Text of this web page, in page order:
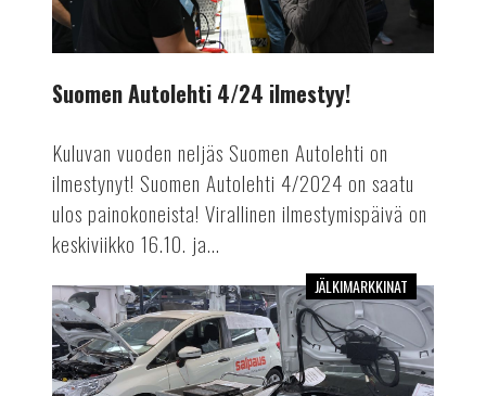
Suomen Autolehti 4/24 ilmestyy!
Kuluvan vuoden neljäs Suomen Autolehti on
ilmestynyt! Suomen Autolehti 4/2024 on saatu
ulos painokoneista! Virallinen ilmestymispäivä on
keskiviikko 16.10. ja...
Mekaanikosta
autoinsinööriksi
JÄLKIMARKKINAT